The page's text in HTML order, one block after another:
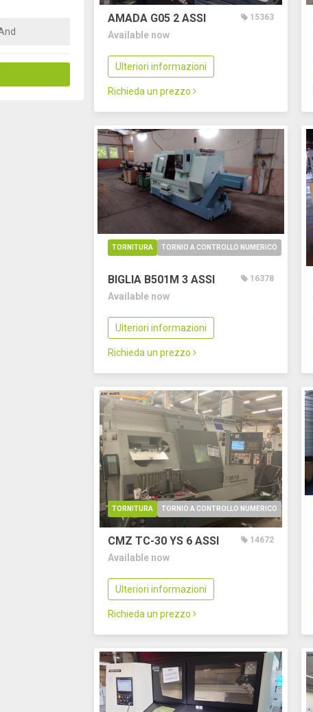
AMADA G05 2 ASSI 15363
Available now
Ulteriori informazioni
Richieda un prezzo
TORNITURA TORNIO A CONTROLLO NUMERICO
BIGLIA B501M 3 ASSI 16378
Available now
Ulteriori informazioni
Richieda un prezzo
TORNITURA TORNIO A CONTROLLO NUMERICO
CMZ TC-30 YS 6 ASSI 14672
Available now
Ulteriori informazioni
Richieda un prezzo